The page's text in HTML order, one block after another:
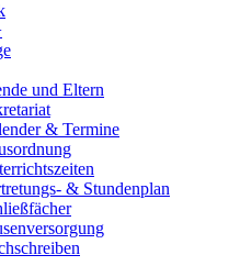
und Eltern
& Termine
& Stundenplan